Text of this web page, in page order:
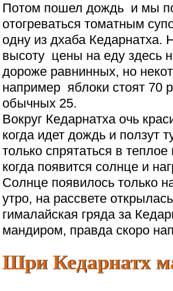
Потом пошел дождь и мы
отогреваться томатным
одну из дхаба Кедарнатха.
высоту цены на еду здесь
дороже равнинных, но
например яблоки стоят 70
обычных 25.
Вокруг Кедарнатха очь
когда идет дождь и ползут
только спрятаться в
когда появится солнце и
Солнце появилось только
утро, на рассвете
гималайская гряда за
мандиром, правда скоро
Шри Кедарнатх